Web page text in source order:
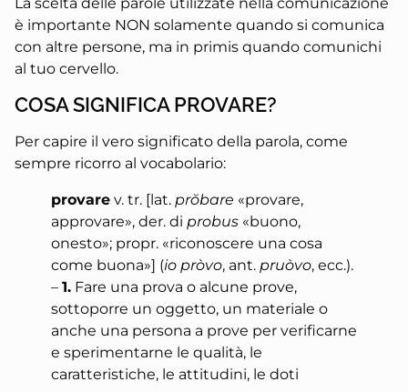
è importante NON solamente quando si comunica
con altre persone, ma in primis quando comunichi
al tuo cervello.
COSA SIGNIFICA PROVARE?
Per capire il vero significato della parola, come
sempre ricorro al vocabolario:
provare v. tr. [lat. prŏbare «provare,
approvare», der. di probus «buono,
onesto»; propr. «riconoscere una cosa
come buona»] (io pròvo, ant. pruòvo, ecc.).
– 1. Fare una prova o alcune prove,
sottoporre un oggetto, un materiale o
anche una persona a prove per verificarne
e sperimentarne le qualità, le
caratteristiche, le attitudini, le doti